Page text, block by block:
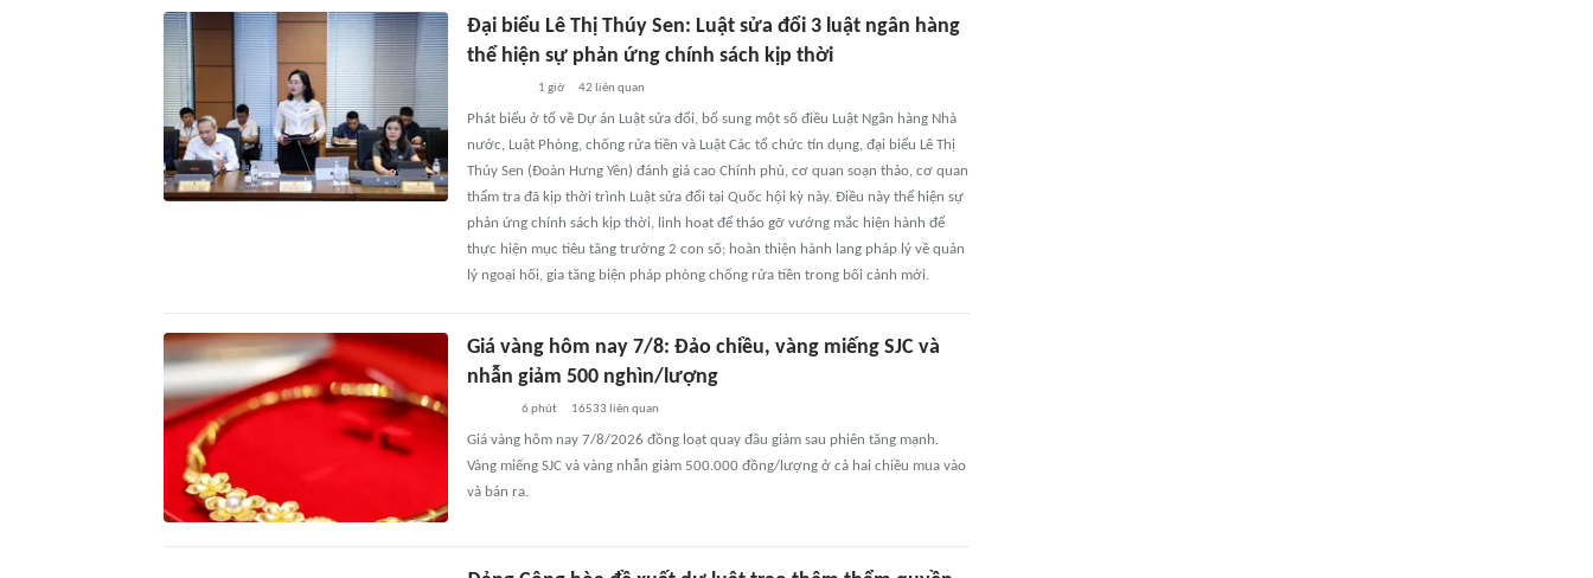
Đại biểu Lê Thị Thúy Sen: Luật sửa đổi 3 luật ngân hàng
thể hiện sự phản ứng chính sách kịp thời
1 giờ 42 liên quan
Phát biểu ở tổ về Dự án Luật sửa đổi, bổ sung một số điều Luật Ngân hàng Nhà
nước, Luật Phòng, chống rửa tiền và Luật Các tổ chức tín dụng, đại biểu Lê Thị
Thúy Sen (Đoàn Hưng Yên) đánh giá cao Chính phủ, cơ quan soạn thảo, cơ quan
thẩm tra đã kịp thời trình Luật sửa đổi tại Quốc hội kỳ này. Điều này thể hiện sự
phản ứng chính sách kịp thời, linh hoạt để tháo gỡ vướng mắc hiện hành để
thực hiện mục tiêu tăng trưởng 2 con số; hoàn thiện hành lang pháp lý về quản
lý ngoại hối, gia tăng biện pháp phòng chống rửa tiền trong bối cảnh mới.
Giá vàng hôm nay 7/8: Đảo chiều, vàng miếng SJC và
nhẫn giảm 500 nghìn/lượng
6 phút 16533 liên quan
Giá vàng hôm nay 7/8/2026 đồng loạt quay đầu giảm sau phiên tăng mạnh.
Vàng miếng SJC và vàng nhẫn giảm 500.000 đồng/lượng ở cả hai chiều mua vào
và bán ra.